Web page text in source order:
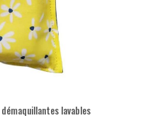
démaquillantes lavables